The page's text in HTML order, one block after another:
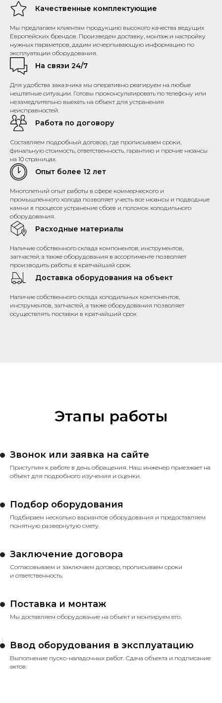
Качественные комплектующие
Мы предлагаем клиентам продукцию высокого качества ведущих
Европейских брендов. Произведем доставку, монтаж и настройку
нужных параметров, дадим исчерпывающую информацию по
эксплуатации оборудования.
На связи 24/7
Для удобства заказчика мы оперативно реагируем на любые
нештатные ситуации. Готовы проконсультировать по телефону или
незамедлительно выехать на объект для устранения
неисправностей.
Работа по договору
Составляем подробный договор, где прописываем сроки,
финальную стоимость, ответственность, гарантию и прочие нюансы
на 10 страницах.
Опыт более 12 лет
Многолетний опыт работы в сфере коммерческого и
промышленного холода позволяет учесть все нюансы и подводные
камни в процессе устранение сбоев и поломок холодильного
оборудования.
Расходные материалы
Наличие собственного склада компонентов, инструментов,
запчастей, а также оборудования в ассортименте позволяет
производить работы в кратчайший срок.
Доставка оборудования на объект
Наличие собственного склада холодильных компонентов,
инструментов, запчастей, а также оборудования позволяет
осуществлять поставки в кратчайший срок
Этапы работы
Звонок или заявка на сайте
Приступим к работе в день обращения. Наш инженер приезжает на
объект для подробного изучения и оценки.
Подбор оборудования
Подбираем несколько вариантов оборудования и предоставляем
понятную развернутую смету.
Заключение договора
Согласовываем и заключаем договор, прописываем сроки
и ответственность.
Поставка и монтаж
Мы доставляем оборудование на объект и монтируем его.
Ввод оборудования в эксплуатацию
Выполнение пуско-наладочных работ. Сдача объекта и подписание
актов.